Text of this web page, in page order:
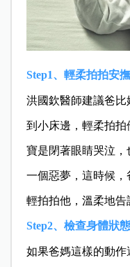
Step1、輕柔拍拍安撫
洪國欽醫師建議爸
到小床邊，輕柔拍
寶是閉著眼睛哭泣
一個惡夢，這時候
輕拍拍他，溫柔地告
Step2、檢查身體狀態
如果爸媽這樣的動